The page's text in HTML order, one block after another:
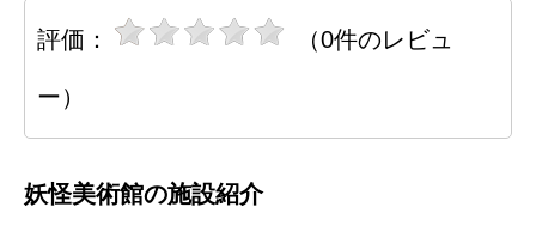
評価： （0件のレビュ
ー）
妖怪美術館の施設紹介